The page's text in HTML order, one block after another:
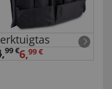
,99 €6,99 €